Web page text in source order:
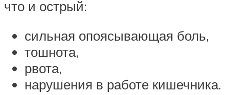
что и острый:
сильная опоясывающая боль,
тошнота,
рвота,
нарушения в работе кишечника.